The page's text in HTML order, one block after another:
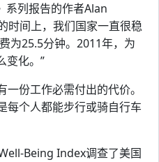
系列报告的作者Alan
时间上，我们国家一直很稳
为25.5分钟。2011年，为
变化。”
份工作必需付出的代价。
每个人都能步行或骑自行车
Being Index调查了美国